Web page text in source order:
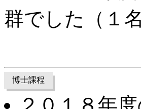
群でした（１名
博士課程